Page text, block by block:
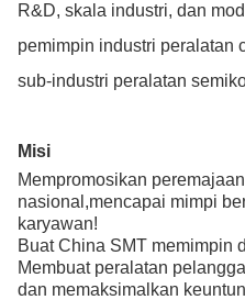
R&D, skala industri, dan
pemimpin industri peralatan
sub-industri peralatan
Misi
Mempromosikan
nasional,mencapai mimpi
karyawan!
Buat China SMT memimpin
Membuat peralatan
dan memaksimalkan